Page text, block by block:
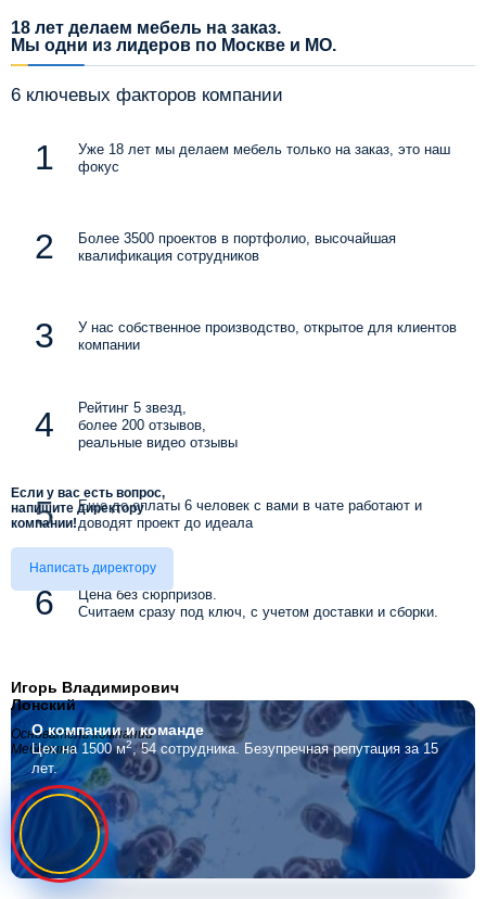
18 лет делаем мебель на заказ.
Мы одни из лидеров по Москве и МО.
6 ключевых факторов компании
Уже 18 лет мы делаем мебель только на заказ, это наш
фокус
Более 3500 проектов в портфолио, высочайшая
квалификация сотрудников
У нас собственное производство, открытое для клиентов
компании
Рейтинг 5 звезд,
более 200 отзывов,
реальные видео отзывы
Еще до оплаты 6 человек с вами в чате работают и
доводят проект до идеала
Цена без сюрпризов.
Считаем сразу под ключ, с учетом доставки и сборки.
Если у вас есть вопрос,
напишите директору
компании!
Написать директору
Игорь Владимирович
Лонский
Основатель компании
Мебелино
О компаниии команде
Цех на 1500 м2, 54 сотрудника. Безупречная репутация за 15
лет.